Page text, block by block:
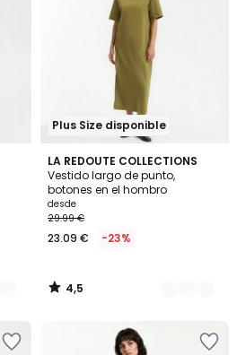
Plus Size disponible
LA REDOUTE COLLECTIONS
Vestido largo de punto,
botones en el hombro
desde
29.99 €
23.09 € -23%
4,5
/ 5
2
Colores
4,5
/